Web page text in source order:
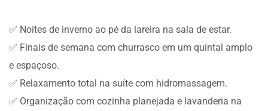
✅ Noites de inverno ao pé da lareira na sala de estar.
✅ Finais de semana com churrasco em um quintal amplo
e espaçoso.
✅ Relaxamento total na suíte com hidromassagem.
✅ Organização com cozinha planejada e lavanderia na